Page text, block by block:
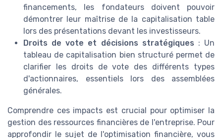
financements, les fondateurs doivent pouvoir
démontrer leur maîtrise de la capitalisation table
lors des présentations devant les investisseurs.
Droits de vote et décisions stratégiques : Un
tableau de capitalisation bien structuré permet de
clarifier les droits de vote des différents types
d'actionnaires, essentiels lors des assemblées
générales.
Comprendre ces impacts est crucial pour optimiser la
gestion des ressources financières de l'entreprise. Pour
approfondir le sujet de l'optimisation financière, vous